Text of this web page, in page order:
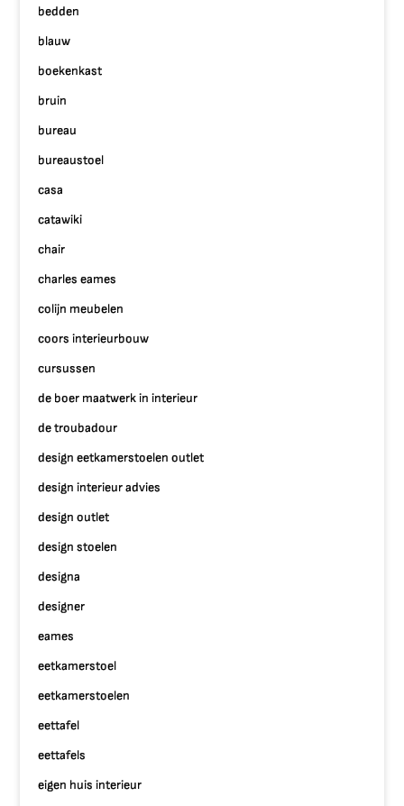
bedden
blauw
boekenkast
bruin
bureau
bureaustoel
casa
catawiki
chair
charles eames
colijn meubelen
coors interieurbouw
cursussen
de boer maatwerk in interieur
de troubadour
design eetkamerstoelen outlet
design interieur advies
design outlet
design stoelen
designa
designer
eames
eetkamerstoel
eetkamerstoelen
eettafel
eettafels
eigen huis interieur